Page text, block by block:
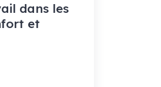
dans les
et